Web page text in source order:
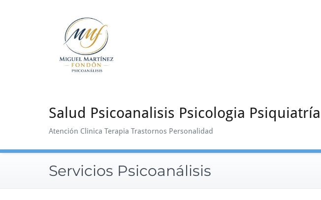
Salud Psicoanalisis Psicologia Psiquiatría
Atención Clinica Terapia Trastornos Personalidad
Servicios Psicoanálisis